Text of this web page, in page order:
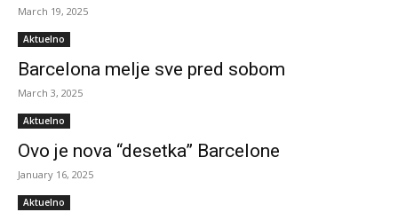
March 19, 2025
Aktuelno
Barcelona melje sve pred sobom
March 3, 2025
Aktuelno
Ovo je nova “desetka” Barcelone
January 16, 2025
Aktuelno